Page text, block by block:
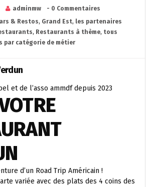
adminmw
- 0 Commentaires
& Restos, Grand Est, les partenaires
, Restaurants à thème, tous
par catégorie de métier
et de l’asso ammdf depuis 2023
d’un Road Trip Américain !
variée avec des plats des 4 coins des